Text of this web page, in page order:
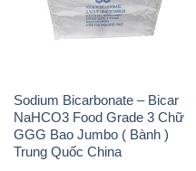
Sodium Bicarbonate – Bicar
NaHCO3 Food Grade 3 Chữ
GGG Bao Jumbo ( Bành )
Trung Quốc China